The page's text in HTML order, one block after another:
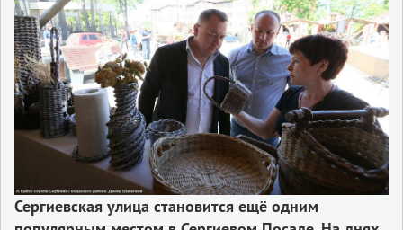
Сергиевская улица становится ещё одним